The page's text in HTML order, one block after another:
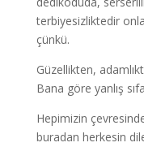
terbiyesizliktedir
çünkü.
Güzellikten,
Bana göre yanlış
Hepimizin
buradan herkesin